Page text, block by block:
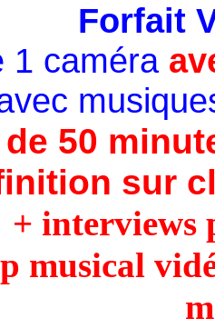
Forfait
1 caméra
50
sur
+ interviews
musical